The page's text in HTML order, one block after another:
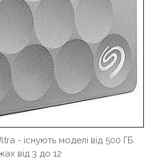
- існують моделі від 500 ГБ
від 3 до 12